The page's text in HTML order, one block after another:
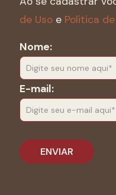
de Uso e Politica
Nome:
E-mail: